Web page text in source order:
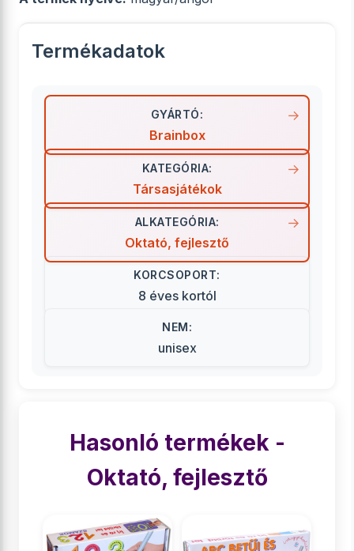
Termékadatok
GYÁRTÓ:
Brainbox
KATEGÓRIA:
Társasjátékok
ALKATEGÓRIA:
Oktató, fejlesztő
KORCSOPORT:
8 éves kortól
NEM:
unisex
Hasonló termékek -
Oktató, fejlesztő